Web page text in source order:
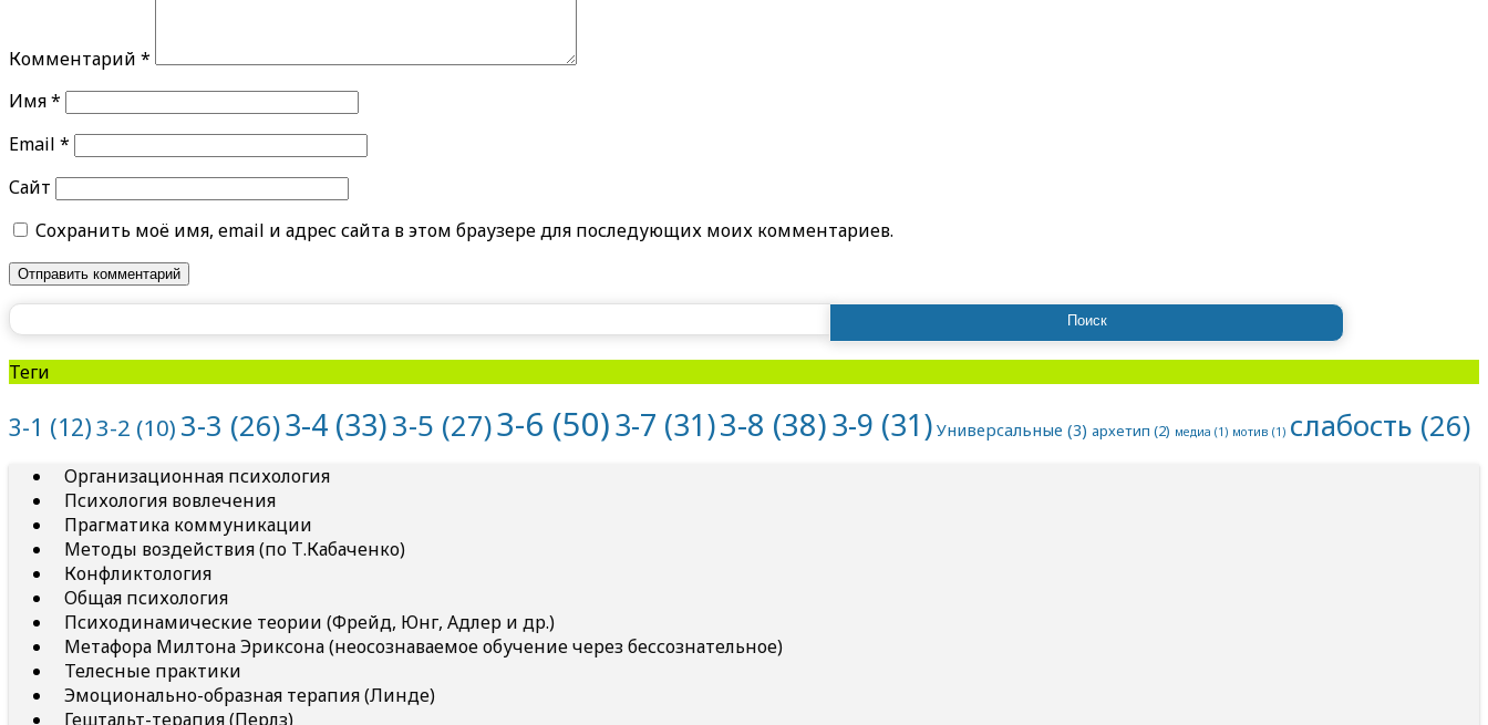
Комментарий *
Имя*
Email *
Сайт
Сохранить моё имя, email и адрес сайта в этом браузере для последующих моих комментариев.
Теги
3-1 (12)3-2 (10) 3-3 (26)3-4 (33)3-5 (27)3-6 (50)3-7 (31)3-8 (38)3-9 (31) Универсальные (3) архетип (2) медиа (1) мотив (1) слабость (26)
Организационная психология
Психология вовлечения
Прагматика коммуникации
Методы воздействия (по Т.Кабаченко)
Конфликтология
Общая психология
Психодинамические теории (Фрейд, Юнг, Адлер и др.)
Метафора Милтона Эриксона (неосознаваемое обучение через бессознательное)
Телесные практики
Эмоционально-образная терапия (Линде)
Гештальт-терапия (Перлз)